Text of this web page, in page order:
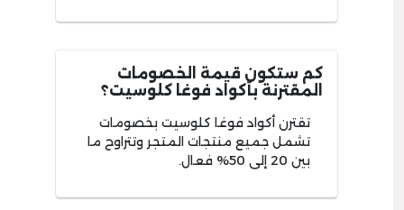
كم ستكون قيمة الخصومات
المقترنة بأكواد فوغا كلوسيت؟
تقترن أكواد فوغا كلوسيت بخصومات
تشمل جميع منتجات المتجر وتتراوح ما
بين 20 إلى 50% فعال.